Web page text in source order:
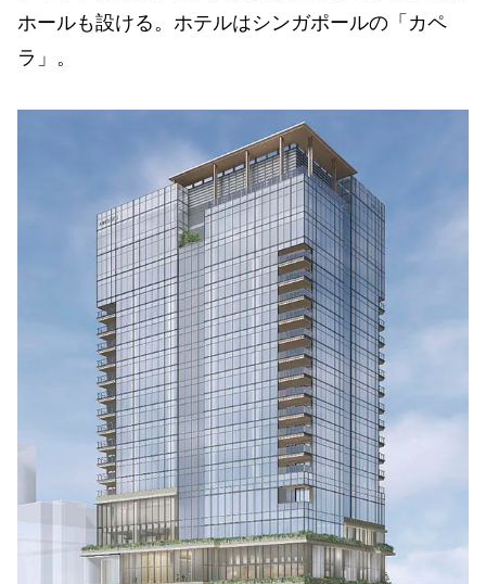
ホールも設ける。ホテルはシンガポールの「カペ
ラ」。